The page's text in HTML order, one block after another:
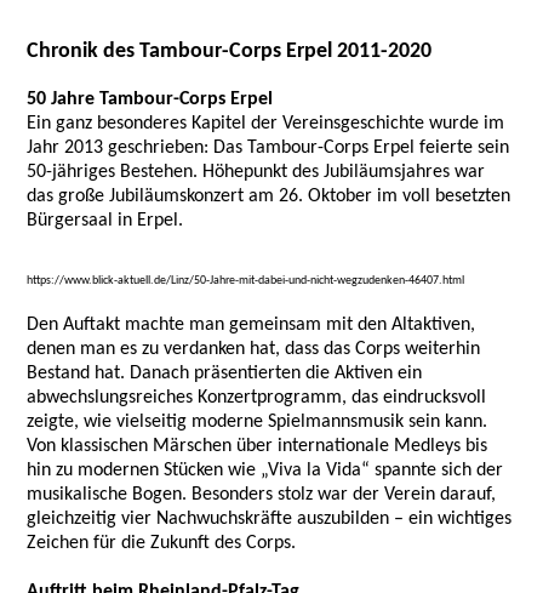
Chronik des Tambour-Corps Erpel 2011-2020
50 Jahre Tambour-Corps Erpel
Ein ganz besonderes Kapitel der Vereinsgeschichte wurde im
Jahr 2013 geschrieben: Das Tambour-Corps Erpel feierte sein
50-jähriges Bestehen. Höhepunkt des Jubiläumsjahres war
das große Jubiläumskonzert am 26. Oktober im voll besetzten
Bürgersaal in Erpel.
https://www.blick-aktuell.de/Linz/50-Jahre-mit-dabei-und-nicht-wegzudenken-46407.html
Den Auftakt machte man gemeinsam mit den Altaktiven,
denen man es zu verdanken hat, dass das Corps weiterhin
Bestand hat. Danach präsentierten die Aktiven ein
abwechslungsreiches Konzertprogramm, das eindrucksvoll
zeigte, wie vielseitig moderne Spielmannsmusik sein kann.
Von klassischen Märschen über internationale Medleys bis
hin zu modernen Stücken wie „Viva la Vida“ spannte sich der
musikalische Bogen. Besonders stolz war der Verein darauf,
gleichzeitig vier Nachwuchskräfte auszubilden – ein wichtiges
Zeichen für die Zukunft des Corps.